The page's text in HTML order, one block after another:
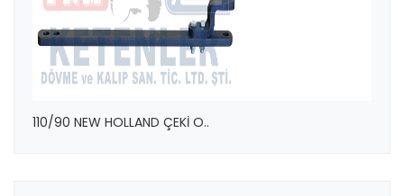
110/90 NEW HOLLAND ÇEKİ O..